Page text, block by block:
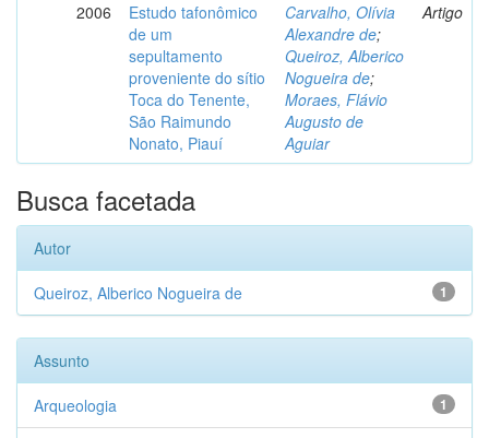
2006
Estudo tafonômico
de um
sepultamento
proveniente do sítio
Toca do Tenente,
São Raimundo
Nonato, Piauí
Carvalho, Olívia
Alexandre de;
Queiroz, Alberico
Nogueira de;
Moraes, Flávio
Augusto de
Aguiar
Artigo
Busca facetada
Autor
1
Queiroz, Alberico Nogueira de
Assunto
1
Arqueologia